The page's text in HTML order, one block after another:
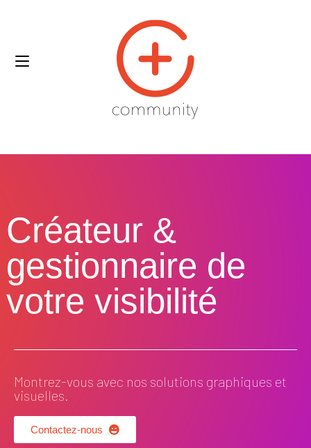
Créateur &
gestionnaire de
votre visibilité​
Montrez-vous avec nos solutions graphiques et
visuelles.
Contactez-nous